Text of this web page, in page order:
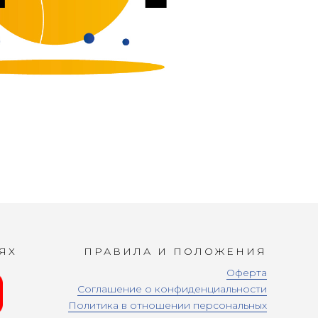
ПРАВИЛА И ПОЛОЖЕНИЯ
Оферта
Соглашение о конфиденциальности
Политика в отношении персональных